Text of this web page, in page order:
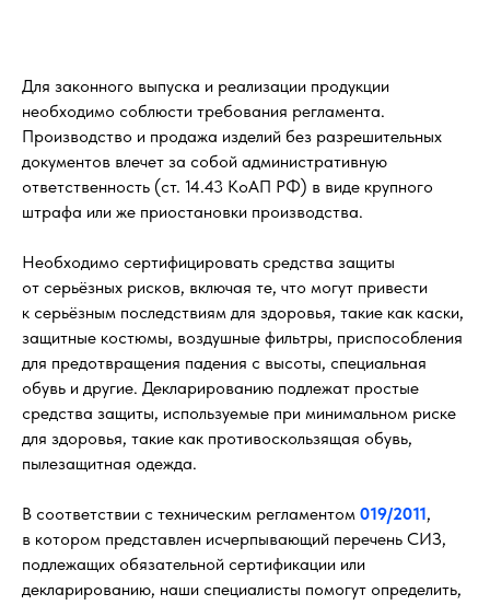
Для законного выпуска и реализации продукции
необходимо соблюсти требования регламента.
Производство и продажа изделий без разрешительных
документов влечет за собой административную
ответственность (ст. 14.43 КоАП РФ) в виде крупного
штрафа или же приостановки производства.
Необходимо сертифицировать средства защиты
от серьёзных рисков, включая те, что могут привести
к серьёзным последствиям для здоровья, такие как каски,
защитные костюмы, воздушные фильтры, приспособления
для предотвращения падения с высоты, специальная
обувь и другие. Декларированию подлежат простые
средства защиты, используемые при минимальном риске
для здоровья, такие как противоскользящая обувь,
пылезащитная одежда.
В соответствии с техническим регламентом 019/2011,
в котором представлен исчерпывающий перечень СИЗ,
подлежащих обязательной сертификации или
декларированию, наши специалисты помогут определить,